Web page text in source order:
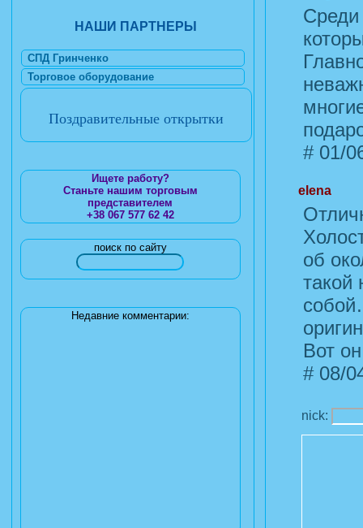
Среди
#01/
elena
об
такой
Вот
#08/
nick:
НАШИ ПАРТНЕРЫ
СПД Гринченко
Торговое оборудование
Поздравительные открытки
Ищете работу?
Станьте нашим торговым
представителем
+38 067 577 62 42
поиск по сайту
Недавние комментарии: